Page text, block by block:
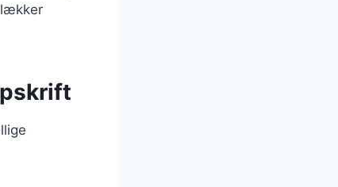
lækker